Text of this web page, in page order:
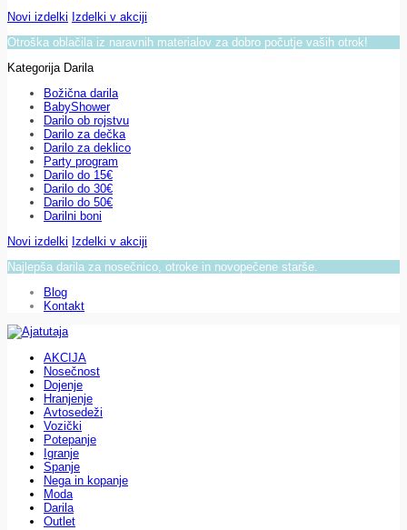
Novi izdelki Izdelki v akciji
Otroška oblačila iz naravnih materialov za dobro počutje vaših otrok!
Kategorija Darila
Božična darila
BabyShower
Darilo ob rojstvu
Darilo za dečka
Darilo za deklico
Party program
Darilo do 15€
Darilo do 30€
Darilo do 50€
Darilni boni
Novi izdelki Izdelki v akciji
Najlepša darila za nosečnico, otroke in novopečene starše.
Blog
Kontakt
AKCIJA
Nosečnost
Dojenje
Hranjenje
Avtosedeži
Vozički
Potepanje
Igranje
Spanje
Nega in kopanje
Moda
Darila
Outlet